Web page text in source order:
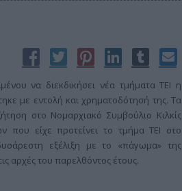
να διεκδικήσει νέα τμήματα ΤΕΙ η
με εντολή και χρηματοδότησή της. Τα
στο Νομαρχιακό Συμβούλιο Κιλκίς
που είχε προτείνει το τμήμα ΤΕΙ στο
εξέλιξη με το «πάγωμα» της
αρχές του παρελθόντος έτους.